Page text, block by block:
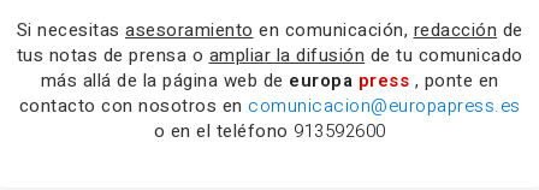
Si necesitas asesoramiento en comunicación, redacción de
tus notas de prensa o ampliar la difusión de tu comunicado
más allá de la página web de europa press , ponte en
contacto con nosotros en comunicacion@europapress.es
o en el teléfono 913592600